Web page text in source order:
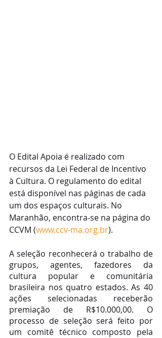
O Edital Apoia é realizado com
recursos da Lei Federal de Incentivo
à Cultura. O regulamento do edital
está disponível nas páginas de cada
um dos espaços culturais. No
Maranhão, encontra-se na página do
CCVM (www.ccv-ma.org.br).
A seleção reconhecerá o trabalho de
grupos, agentes, fazedores da
cultura popular e comunitária
brasileira nos quatro estados. As 40
ações selecionadas receberão
premiação de R$10.000,00. O
processo de seleção será feito por
um comitê técnico composto pela